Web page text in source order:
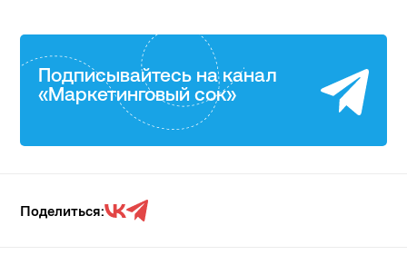
Подписывайтесь на канал
«Маркетинговый сок»
Поделиться: